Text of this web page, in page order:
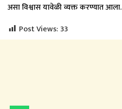
असा विश्वास यावेळी व्यक्त करण्यात आला.
Post Views:33